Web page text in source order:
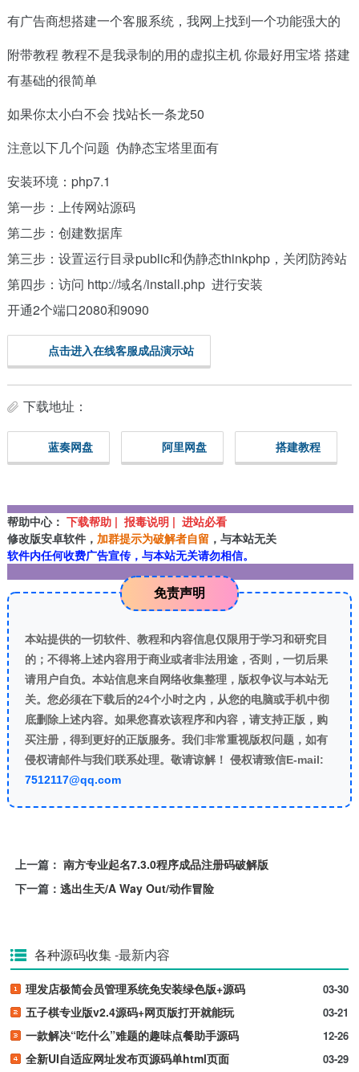
有广告商想搭建一个客服系统，我网上找到一个功能强大的
附带教程 教程不是我录制的用的虚拟主机 你最好用宝塔 搭建
有基础的很简单
如果你太小白不会 找站长一条龙50
注意以下几个问题 伪静态宝塔里面有
安装环境：php7.1
第一步：上传网站源码
第二步：创建数据库
第三步：设置运行目录public和伪静态thinkphp，关闭防跨站
第四步：访问 http://域名/install.php 进行安装
开通2个端口2080和9090
点击进入在线客服成品演示站
下载地址：
蓝奏网盘 阿里网盘 搭建教程
帮助中心： 下载帮助 | 报毒说明 | 进站必看
修改版安卓软件， 加群提示为破解者自留 ，与本站无关
软件内任何收费广告宣传，与本站无关请勿相信。
免责声明
本站提供的一切软件、教程和内容信息仅限用于学习和研究目
的；不得将上述内容用于商业或者非法用途，否则，一切后果
请用户自负。本站信息来自网络收集整理，版权争议与本站无
关。您必须在下载后的24个小时之内，从您的电脑或手机中彻
底删除上述内容。如果您喜欢该程序和内容，请支持正版，购
买注册，得到更好的正版服务。我们非常重视版权问题，如有
侵权请邮件与我们联系处理。敬请谅解！ 侵权请致信E-mail:
7512117@qq.com
上一篇： 南方专业起名7.3.0程序成品注册码破解版
下一篇： 逃出生天/A Way Out/动作冒险
各种源码收集-最新内容
03-30
理发店极简会员管理系统免安装绿色版+源码
03-21
五子棋专业版v2.4源码+网页版打开就能玩
12-26
一款解决“吃什么”难题的趣味点餐助手源码
03-29
全新UI自适应网址发布页源码单html页面